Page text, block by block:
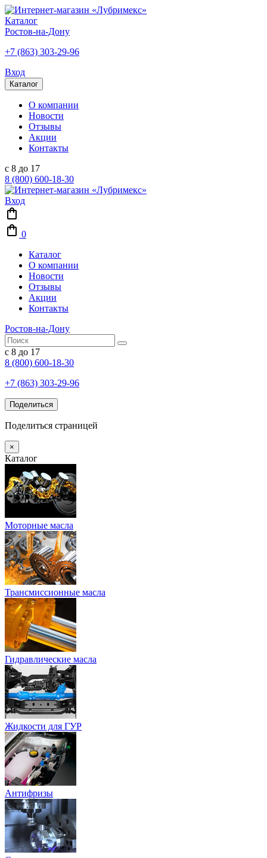
Каталог
Ростов-на-Дону
+7 (863) 303-29-96
Вход
Каталог
О компании
Новости
Отзывы
Акции
Контакты
с 8 до 17
8 (800) 600-18-30
Вход
0
Каталог
О компании
Новости
Отзывы
Акции
Контакты
Ростов-на-Дону
с 8 до 17
8 (800) 600-18-30
+7 (863) 303-29-96
Поделиться
Поделиться страницей
×
Каталог
Моторные масла
Трансмиссионные масла
Гидравлические масла
Жидкости для ГУР
Антифризы